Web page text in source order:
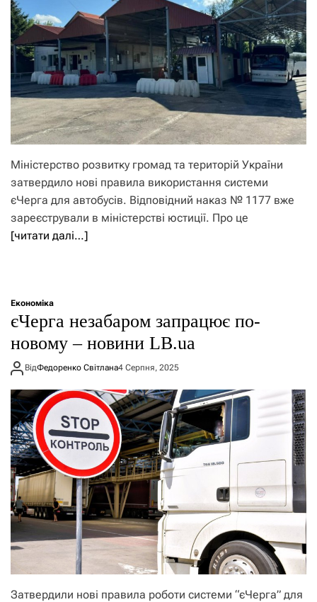
Міністерство розвитку громад та територій України
затвердило нові правила використання системи
єЧерга для автобусів. Відповідний наказ № 1177 вже
зареєстрували в міністерстві юстиції. Про це
[читати далі…]
Економіка
єЧерга незабаром запрацює по-
новому – новини LB.ua
ВідФедоренко Світлана4 Серпня, 2025
Затвердили нові правила роботи системи “єЧерга” для